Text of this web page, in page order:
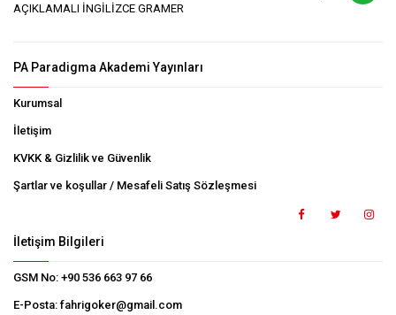
AÇIKLAMALI İNGİLİZCE GRAMER
PA Paradigma Akademi Yayınları
Kurumsal
İletişim
KVKK & Gizlilik ve Güvenlik
Şartlar ve koşullar / Mesafeli Satış Sözleşmesi
İletişim Bilgileri
GSM No: +90 536 663 97 66
E-Posta: fahrigoker@gmail.com